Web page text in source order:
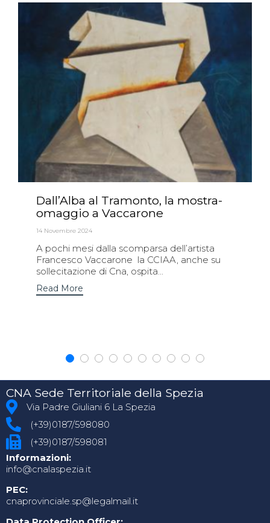
Dall’Alba al Tramonto, la mostra-
omaggio a Vaccarone
14 Novembre 2024
A pochi mesi dalla scomparsa dell’artista
Francesco Vaccarone la CCIAA, anche su
sollecitazione di Cna, ospita...
Read More
CNA Sede Territoriale della Spezia
Via Padre Giuliani 6 La Spezia
(+39)0187/598080
(+39)0187/598081
Informazioni:
info@cnalaspezia.it
PEC:
cnaprovinciale.sp@legalmail.it